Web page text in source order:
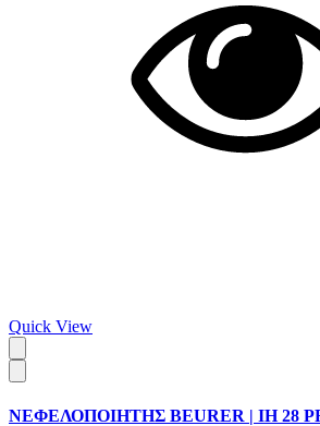
Quick View
ΝΕΦΕΛΟΠΟΙΗΤΗΣ BEURER | IH 28